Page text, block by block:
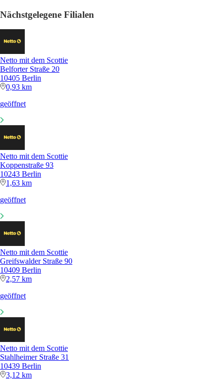
Nächstgelegene Filialen
Netto mit dem Scottie
Belforter Straße 20
10405 Berlin
0,93 km
geöffnet
Netto mit dem Scottie
Koppenstraße 93
10243 Berlin
1,63 km
geöffnet
Netto mit dem Scottie
Greifswalder Straße 90
10409 Berlin
2,57 km
geöffnet
Netto mit dem Scottie
Stahlheimer Straße 31
10439 Berlin
3,12 km